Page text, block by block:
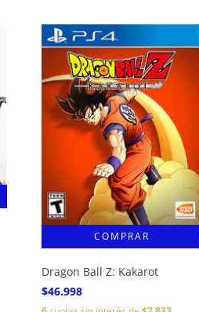
Dragon Ball Z: Kakarot
$46.998